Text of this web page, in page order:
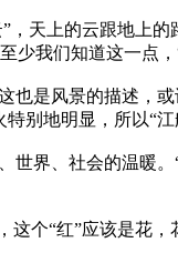
，天上的云跟地
我们知道这一点，
也是风景的描述，
别地明显，所以“江
界、社会的温暖
这个“红”应该是